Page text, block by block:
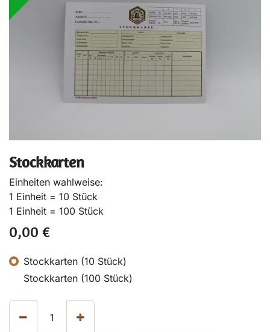
Stockkarten
Einheiten wahlweise:
1 Einheit = 10 Stück
1 Einheit = 100 Stück
0,00 €
Stockkarten (10 Stück)
Stockkarten (100 Stück)